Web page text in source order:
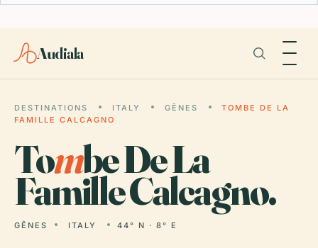
Audiala
DESTINATIONS ITALY GÊNES
TOMBE DE LA
FAMILLE CALCAGNO
Tombe De La
Famille Calcagno.
GÊNES ITALY 44° N · 8° E